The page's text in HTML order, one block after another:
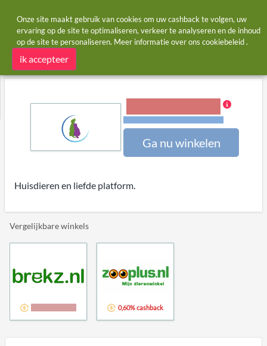
Startpagina Winkels Petsexclusive
Petsexclusive cashback
Ga nu winkelen
Huisdieren en liefde platform.
Vergelijkbare winkels
0,60% cashback
Onze site maakt gebruik van cookies om uw cashback te volgen, uw
ervaring op de site te optimaliseren, verkeer te analyseren en de inhoud
op de site te personaliseren. Meer informatie over ons cookiebeleid.
ik accepteer